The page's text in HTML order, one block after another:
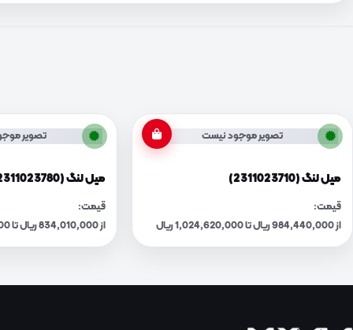
تصویر موجود نیست
میل لنگ (2311023710)
قیمت:
از 984,440,000 ریال تا 1,024,620,000 ریال
تصویر
میل لنگ (2311023780)
قیمت:
از 834,010,000 ریال تا 868,050,000 ریال